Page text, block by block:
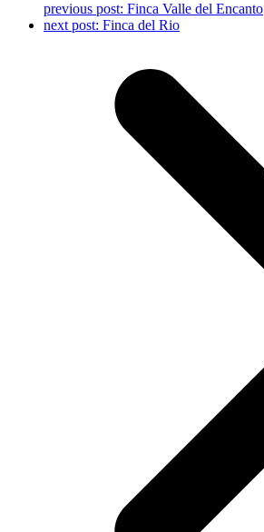
previous post: Finca Valle del Encanto
next post: Finca del Rio